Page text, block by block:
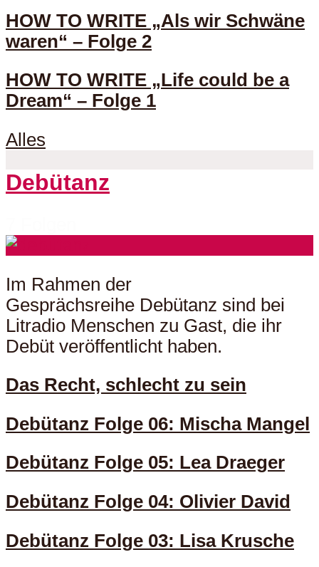
HOW TO WRITE „Als wir Schwäne
waren“ – Folge 2
HOW TO WRITE „Life could be a
Dream“ – Folge 1
Alles
Debütanz
Im Rahmen der
Gesprächsreihe Debütanz sind bei
Litradio Menschen zu Gast, die ihr
Debüt veröffentlicht haben.
Das Recht, schlecht zu sein
Debütanz Folge 06: Mischa Mangel
Debütanz Folge 05: Lea Draeger
Debütanz Folge 04: Olivier David
Debütanz Folge 03: Lisa Krusche